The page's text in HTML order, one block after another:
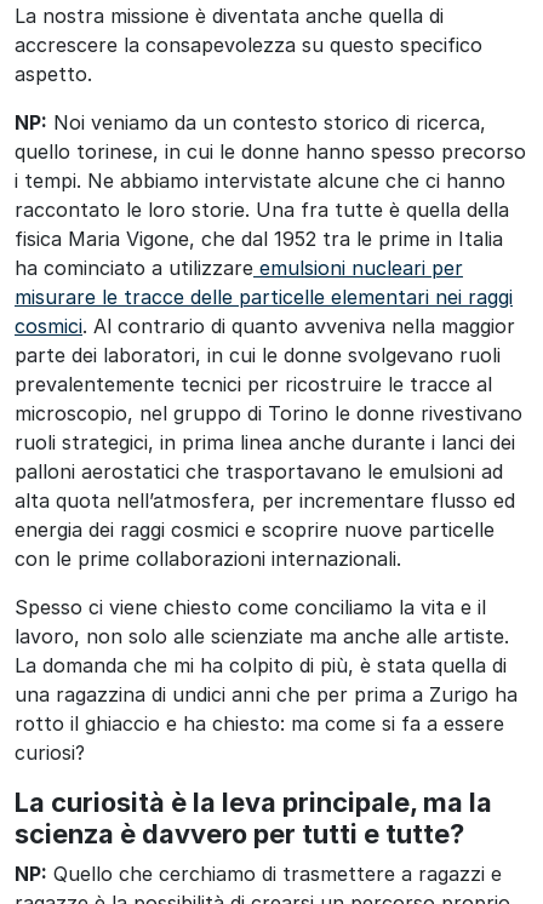
La nostra missione è diventata anche quella di
accrescere la consapevolezza su questo specifico
aspetto.
NP: Noi veniamo da un contesto storico di ricerca,
quello torinese, in cui le donne hanno spesso precorso
i tempi. Ne abbiamo intervistate alcune che ci hanno
raccontato le loro storie. Una fra tutte è quella della
fisica Maria Vigone, che dal 1952 tra le prime in Italia
ha cominciato a utilizzare emulsioni nucleari per
misurare le tracce delle particelle elementari nei raggi
cosmici. Al contrario di quanto avveniva nella maggior
parte dei laboratori, in cui le donne svolgevano ruoli
prevalentemente tecnici per ricostruire le tracce al
microscopio, nel gruppo di Torino le donne rivestivano
ruoli strategici, in prima linea anche durante i lanci dei
palloni aerostatici che trasportavano le emulsioni ad
alta quota nell’atmosfera, per incrementare flusso ed
energia dei raggi cosmici e scoprire nuove particelle
con le prime collaborazioni internazionali.
Spesso ci viene chiesto come conciliamo la vita e il
lavoro, non solo alle scienziate ma anche alle artiste.
La domanda che mi ha colpito di più, è stata quella di
una ragazzina di undici anni che per prima a Zurigo ha
rotto il ghiaccio e ha chiesto: ma come si fa a essere
curiosi?
La curiosità è la leva principale, ma la
scienza è davvero per tutti e tutte?
NP: Quello che cerchiamo di trasmettere a ragazzi e